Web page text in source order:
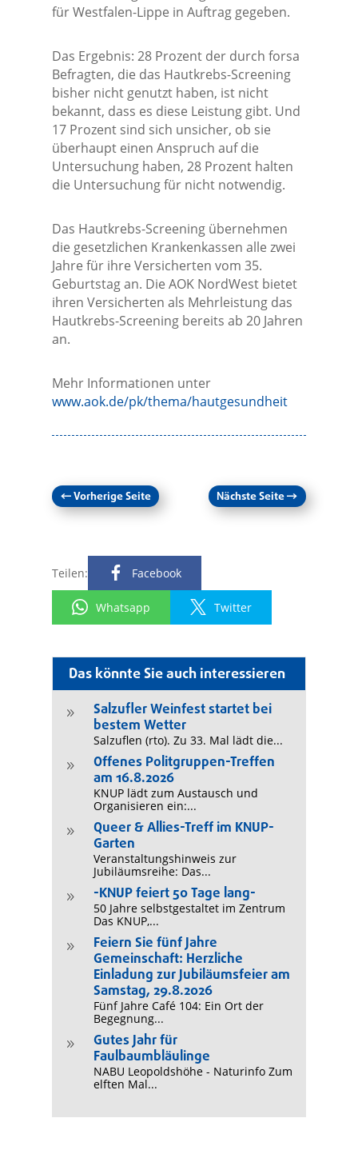
Das könnte Sie auch interessieren
9
Salzufler Weinfest startet bei
bestem Wetter
Salzuflen (rto). Zu 33. Mal lädt die...
9
Offenes Politgruppen-Treffen
am 16.8.2026
KNUP lädt zum Austausch und
Organisieren ein:...
9
Queer & Allies-Treff im KNUP-
Garten
Veranstaltungshinweis zur
Jubiläumsreihe: Das...
9 -KNUP feiert 50 Tage lang-
50 Jahre selbstgestaltet im Zentrum
Das KNUP,...
9
Feiern Sie fünf Jahre
Gemeinschaft: Herzliche
Einladung zur Jubiläumsfeier am
Samstag, 29.8.2026
Fünf Jahre Café 104: Ein Ort der
Begegnung...
9
Gutes Jahr für
Faulbaumbläulinge
NABU Leopoldshöhe - Naturinfo Zum
elften Mal...
für Westfalen-Lippe in Auftrag gegeben.
Das Ergebnis: 28 Prozent der durch forsa
Befragten, die das Hautkrebs-Screening
bisher nicht genutzt haben, ist nicht
bekannt, dass es diese Leistung gibt. Und
17 Prozent sind sich unsicher, ob sie
überhaupt einen Anspruch auf die
Untersuchung haben, 28 Prozent halten
die Untersuchung für nicht notwendig.
Das Hautkrebs-Screening übernehmen
die gesetzlichen Krankenkassen alle zwei
Jahre für ihre Versicherten vom 35.
Geburtstag an. Die AOK NordWest bietet
ihren Versicherten als Mehrleistung das
Hautkrebs-Screening bereits ab 20 Jahren
an.
Mehr Informationen unter
www.aok.de/pk/thema/hautgesundheit
←Vorherige Seite Nächste Seite→
Teilen: Facebook
Whatsapp Twitter